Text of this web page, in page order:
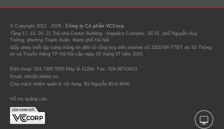
© Copyright 2012 - 2026 - Công ty Cổ phần VCCorp.
Tầng 17, 19, 20, 21 Toà nhà Center Building - Hapulico Complex, Số 01, phố Nguyễn Huy
Tưởng, phường Thanh Xuân, thành phố Hà Nội
Giấy phép thiết lập trang thông tin điện tử tổng hợp trên internet số 3321/GP-TTĐT do Sở Thông
tin và Truyền thông TP Hà Nội cấp ngày 03 tháng 07 năm 2019.
Điện thoại: 024 7309 5555 Máy lẻ 41294. Fax: 024-39743413
Email: info@cafebiz.vn
Chịu trách nhiệm quản lý nội dung: Bà Nguyễn Bích Minh
Hỗ trợ quảng cáo: